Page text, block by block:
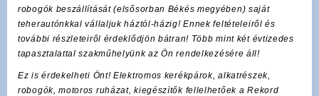
robogók beszállítását (elsősorban Békés megyében) saját
teherautónkkal vállaljuk háztól-házig! Ennek feltételeiről és
további részleteiről érdeklődjön bátran! Több mint két évtizedes
tapasztalattal szakműhelyünk az Ön rendelkezésére áll!
Ez is érdekelheti Önt! Elektromos kerékpárok, alkatrészek,
robogók, motoros ruházat, kiegészítők fellelhetőek a Rekord